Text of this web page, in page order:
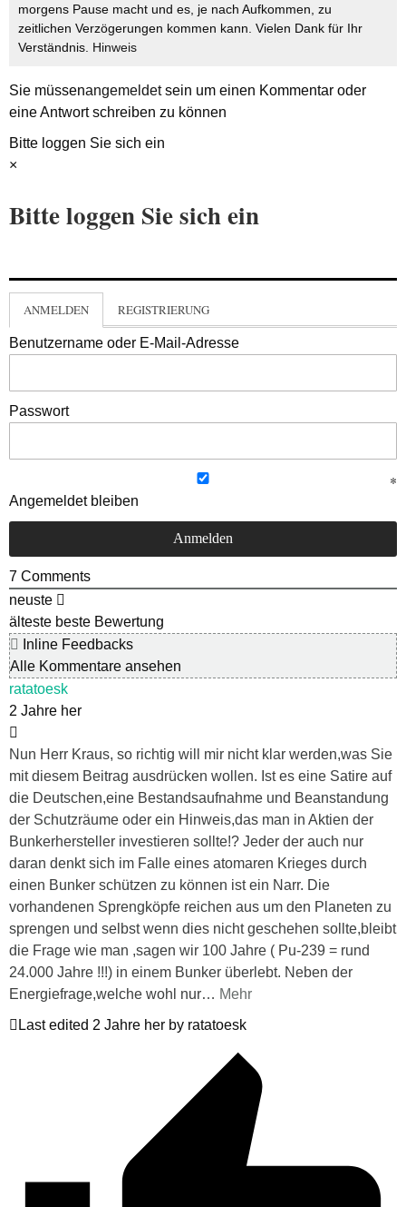
morgens Pause macht und es, je nach Aufkommen, zu
zeitlichen Verzögerungen kommen kann. Vielen Dank für Ihr
Verständnis. Hinweis
Sie müssenangemeldetsein um einen Kommentar oder
eine Antwort schreiben zu können
Bitte loggen Sie sich ein
×
Bitte loggen Sie sich ein
ANMELDEN REGISTRIERUNG
Benutzername oder E-Mail-Adresse
Passwort
Angemeldet bleiben
7 Comments
neuste
älteste beste Bewertung
Inline Feedbacks
Alle Kommentare ansehen
ratatoesk
2 Jahre her
Nun Herr Kraus, so richtig will mir nicht klar werden,was Sie
mit diesem Beitrag ausdrücken wollen. Ist es eine Satire auf
die Deutschen,eine Bestandsaufnahme und Beanstandung
der Schutzräume oder ein Hinweis,das man in Aktien der
Bunkerhersteller investieren sollte!? Jeder der auch nur
daran denkt sich im Falle eines atomaren Krieges durch
einen Bunker schützen zu können ist ein Narr. Die
vorhandenen Sprengköpfe reichen aus um den Planeten zu
sprengen und selbst wenn dies nicht geschehen sollte,bleibt
die Frage wie man ,sagen wir 100 Jahre ( Pu-239 = rund
24.000 Jahre !!!) in einem Bunker überlebt. Neben der
Energiefrage,welche wohl nur… Mehr
Last edited 2 Jahre her by ratatoesk